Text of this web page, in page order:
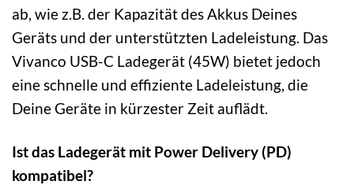
ab, wie z.B. der Kapazität des Akkus Deines
Geräts und der unterstützten Ladeleistung. Das
Vivanco USB-C Ladegerät (45W) bietet jedoch
eine schnelle und effiziente Ladeleistung, die
Deine Geräte in kürzester Zeit auflädt.
Ist das Ladegerät mit Power Delivery (PD)
kompatibel?